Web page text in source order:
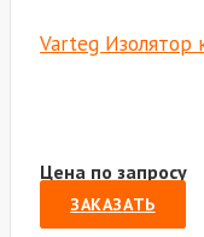
Varteg Изолятор
Цена по запросу
ЗАКАЗАТЬ